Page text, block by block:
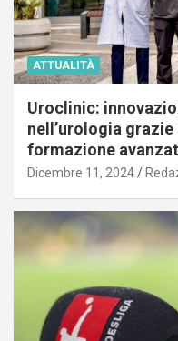
ATTUALITÀ
Uroclinic:
nell’urologia grazie
formazione
Dicembre 11, 2024